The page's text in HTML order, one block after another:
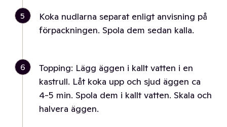
5
Koka nudlarna separat enligt anvisning på
förpackningen. Spola dem sedan kalla.
6
Topping: Lägg äggen i kallt vatten i en
kastrull. Låt koka upp och sjud äggen ca
4-5 min. Spola dem i kallt vatten. Skala och
halvera äggen.